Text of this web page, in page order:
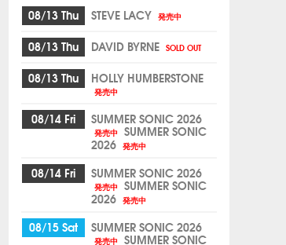
08/13 Thu STEVE LACY 発売中
08/13 Thu DAVID BYRNE SOLD OUT
08/13 Thu HOLLY HUMBERSTONE
発売中
08/14 Fri SUMMER SONIC 2026
発売中 SUMMER SONIC
2026 発売中
08/14 Fri SUMMER SONIC 2026
発売中 SUMMER SONIC
2026 発売中
08/15 Sat SUMMER SONIC 2026
発売中 SUMMER SONIC